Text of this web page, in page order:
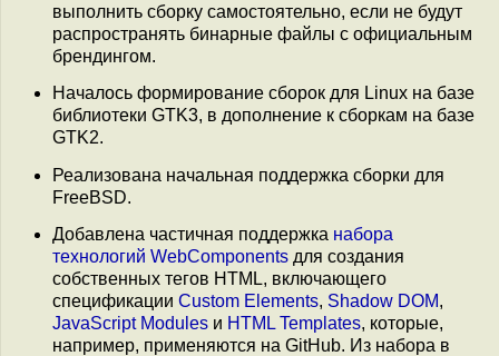
выполнить сборку самостоятельно, если не будут
распространять бинарные файлы с официальным
брендингом.
Началось формирование сборок для Linux на базе
библиотеки GTK3, в дополнение к сборкам на базе
GTK2.
Реализована начальная поддержка сборки для
FreeBSD.
Добавлена частичная поддержка набора
технологий WebComponents для создания
собственных тегов HTML, включающего
спецификации Custom Elements, Shadow DOM,
JavaScript Modules и HTML Templates, которые,
например, применяются на GitHub. Из набора в